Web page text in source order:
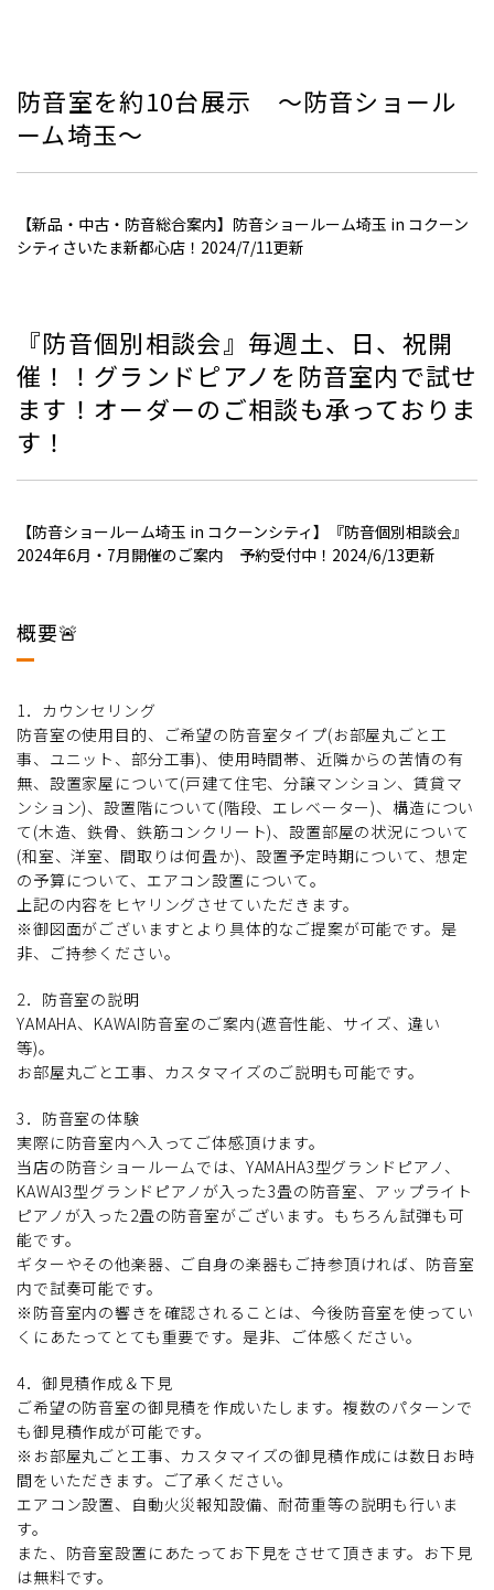
防音室を約10台展示 ～防音ショール
ーム埼玉～
【新品・中古・防音総合案内】防音ショールーム埼玉 in コクーン
シティさいたま新都心店！2024/7/11更新
『防音個別相談会』毎週土、日、祝開
催！！グランドピアノを防音室内で試せ
ます！オーダーのご相談も承っておりま
す！
【防音ショールーム埼玉 in コクーンシティ】『防音個別相談会』
2024年6月・7月開催のご案内 予約受付中！2024/6/13更新
概要🚨
1．カウンセリング
防音室の使用目的、ご希望の防音室タイプ(お部屋丸ごと工
事、ユニット、部分工事)、使用時間帯、近隣からの苦情の有
無、設置家屋について(戸建て住宅、分譲マンション、賃貸マ
ンション)、設置階について(階段、エレベーター)、構造につい
て(木造、鉄骨、鉄筋コンクリート)、設置部屋の状況について
(和室、洋室、間取りは何畳か)、設置予定時期について、想定
の予算について、エアコン設置について。
上記の内容をヒヤリングさせていただきます。
※御図面がございますとより具体的なご提案が可能です。是
非、ご持参ください。
2．防音室の説明
YAMAHA、KAWAI防音室のご案内(遮音性能、サイズ、違い
等)。
お部屋丸ごと工事、カスタマイズのご説明も可能です。
3．防音室の体験
実際に防音室内へ入ってご体感頂けます。
当店の防音ショールームでは、YAMAHA3型グランドピアノ、
KAWAI3型グランドピアノが入った3畳の防音室、アップライト
ピアノが入った2畳の防音室がございます。もちろん試弾も可
能です。
ギターやその他楽器、ご自身の楽器もご持参頂ければ、防音室
内で試奏可能です。
※防音室内の響きを確認されることは、今後防音室を使ってい
くにあたってとても重要です。是非、ご体感ください。
4．御見積作成＆下見
ご希望の防音室の御見積を作成いたします。複数のパターンで
も御見積作成が可能です。
※お部屋丸ごと工事、カスタマイズの御見積作成には数日お時
間をいただきます。ご了承ください。
エアコン設置、自動火災報知設備、耐荷重等の説明も行いま
す。
また、防音室設置にあたってお下見をさせて頂きます。お下見
は無料です。